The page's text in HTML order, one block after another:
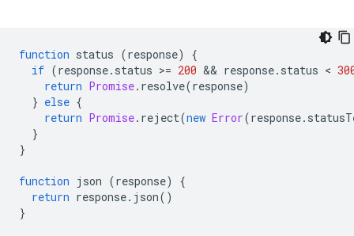
function status (response)
{
if (response. status >= 200 && response. status <
return Promise. resolve(response)
} else {
return Promise. reject(new Error(response.
}
}
function json (response)
{
return response. json()
}